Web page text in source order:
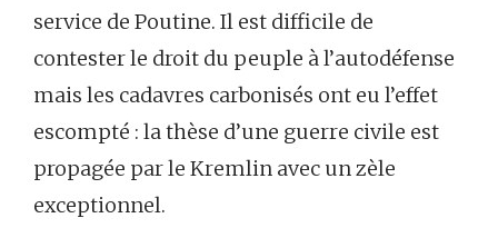
service de Poutine. Il est difficile de
contester le droit du peuple à l’autodéfense
mais les cadavres carbonisés ont eu l’effet
escompté : la thèse d’une guerre civile est
propagée par le Kremlin avec un zèle
exceptionnel.